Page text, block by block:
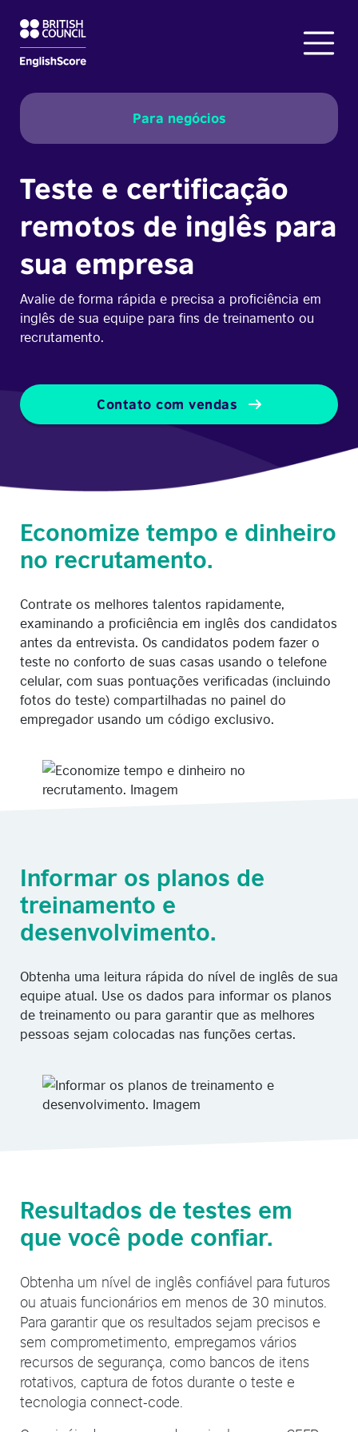
Para negócios
Teste e certificação
remotos de inglês para
sua empresa
Avalie de forma rápida e precisa a proficiência em
inglês de sua equipe para fins de treinamento ou
recrutamento.
Contato com vendas
Economize tempo e dinheiro
no recrutamento.
Contrate os melhores talentos rapidamente,
examinando a proficiência em inglês dos candidatos
antes da entrevista. Os candidatos podem fazer o
teste no conforto de suas casas usando o telefone
celular, com suas pontuações verificadas (incluindo
fotos do teste) compartilhadas no painel do
empregador usando um código exclusivo.
Informar os planos de
treinamento e
desenvolvimento.
Obtenha uma leitura rápida do nível de inglês de sua
equipe atual. Use os dados para informar os planos
de treinamento ou para garantir que as melhores
pessoas sejam colocadas nas funções certas.
Resultados de testes em
que você pode confiar.
Obtenha um nível de inglês confiável para futuros
ou atuais funcionários em menos de 30 minutos.
Para garantir que os resultados sejam precisos e
sem comprometimento, empregamos vários
recursos de segurança, como bancos de itens
rotativos, captura de fotos durante o teste e
tecnologia connect-code.